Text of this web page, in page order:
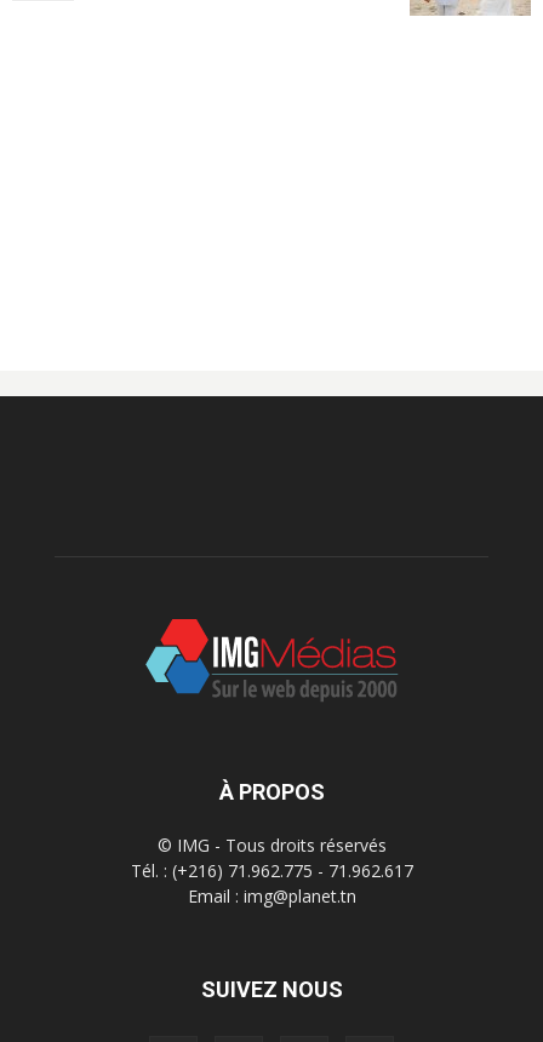
À PROPOS
© IMG - Tous droits réservés
Tél. : (+216) 71.962.775 - 71.962.617
Email : img@planet.tn
SUIVEZ NOUS